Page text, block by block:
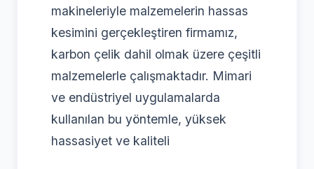
makineleriyle malzemelerin hassas
kesimini gerçekleştiren firmamız,
karbon çelik dahil olmak üzere çeşitli
malzemelerle çalışmaktadır. Mimari
ve endüstriyel uygulamalarda
kullanılan bu yöntemle, yüksek
hassasiyet ve kaliteli